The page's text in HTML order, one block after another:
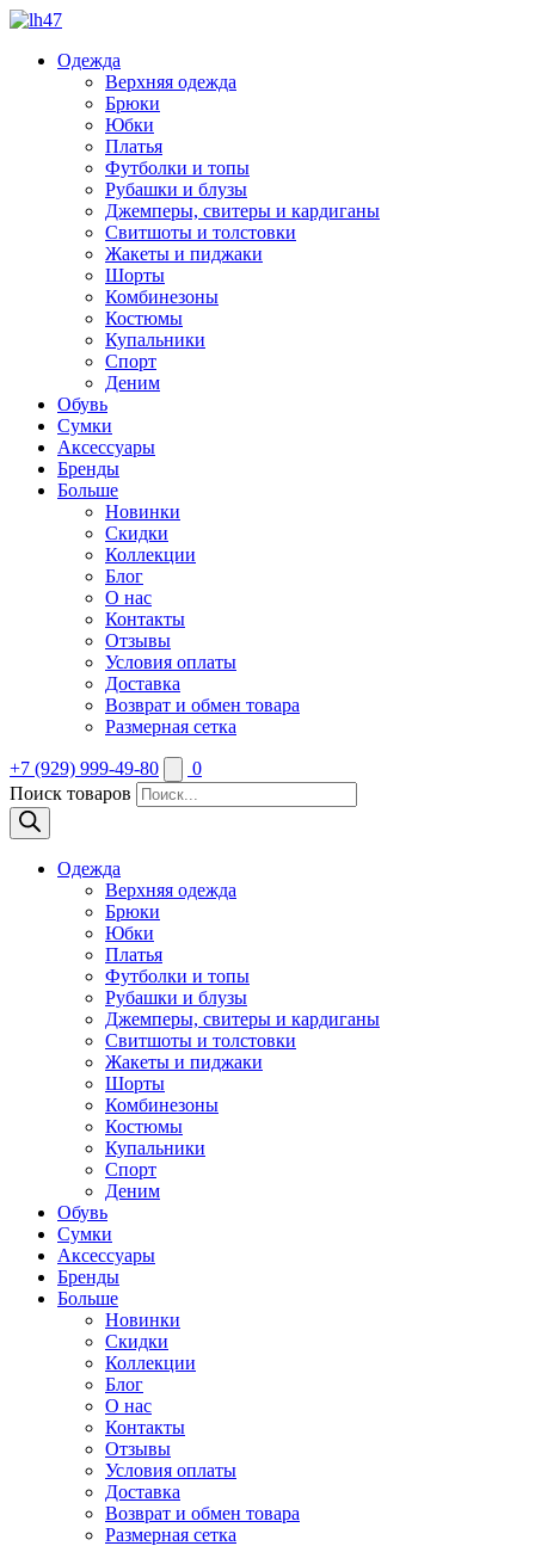
Одежда
Верхняя одежда
Брюки
Юбки
Платья
Футболки и топы
Рубашки и блузы
Джемперы, свитеры и кардиганы
Свитшоты и толстовки
Жакеты и пиджаки
Шорты
Комбинезоны
Костюмы
Купальники
Спорт
Деним
Обувь
Сумки
Аксессуары
Бренды
Больше
Новинки
Скидки
Коллекции
Блог
О нас
Контакты
Отзывы
Условия оплаты
Доставка
Возврат и обмен товара
Размерная сетка
+7 (929) 999-49-80
0
Поиск товаров
Одежда
Верхняя одежда
Брюки
Юбки
Платья
Футболки и топы
Рубашки и блузы
Джемперы, свитеры и кардиганы
Свитшоты и толстовки
Жакеты и пиджаки
Шорты
Комбинезоны
Костюмы
Купальники
Спорт
Деним
Обувь
Сумки
Аксессуары
Бренды
Больше
Новинки
Скидки
Коллекции
Блог
О нас
Контакты
Отзывы
Условия оплаты
Доставка
Возврат и обмен товара
Размерная сетка